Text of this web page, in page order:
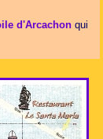
d'Arcachon qui